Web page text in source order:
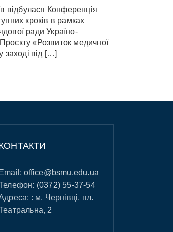
відбулася Конференція
кроків в рамках
ради Україно-
«Розвиток медичної
заході від […]
Email:office@bsmu.edu.ua
(0372) 55-37-54
: м. Чернівці, пл.
2